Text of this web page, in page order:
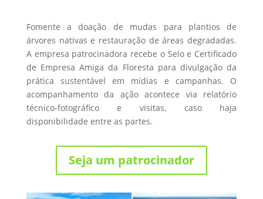
Fomente a doação de mudas para plantios de
árvores nativas e restauração de áreas degradadas.
A empresa patrocinadora recebe o Selo e Certificado
de Empresa Amiga da Floresta para divulgação da
prática sustentável em mídias e campanhas. O
acompanhamento da ação acontece via relatório
técnico-fotográfico e visitas, caso haja
disponibilidade entre as partes.
Seja um patrocinador